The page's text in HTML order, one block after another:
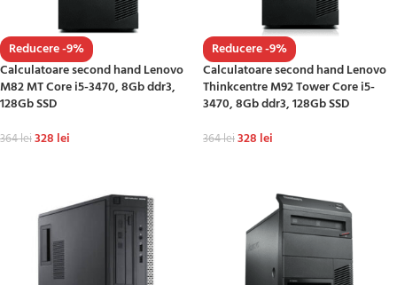
Reducere -9%
Calculatoare second hand Lenovo
M82 MT Core i5-3470, 8Gb ddr3,
128Gb SSD
364lei328 lei
Reducere -9%
Calculatoare second hand Lenovo
Thinkcentre M92 Tower Core i5-
3470, 8Gb ddr3, 128Gb SSD
364lei328 lei